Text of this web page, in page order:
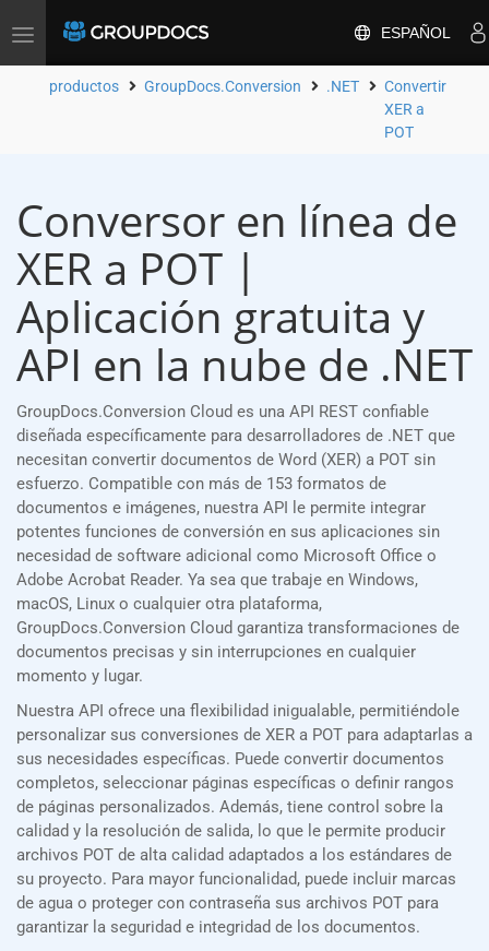
Toggle
ESPAÑOL
productos GroupDocs.Conversion .NET
Convertir
XER a
POT
Conversor en línea de
XER a POT |
Aplicación gratuita y
API en la nube de .NET
GroupDocs.Conversion Cloud es una API REST confiable
diseñada específicamente para desarrolladores de .NET que
necesitan convertir documentos de Word (XER) a POT sin
esfuerzo. Compatible con más de 153 formatos de
documentos e imágenes, nuestra API le permite integrar
potentes funciones de conversión en sus aplicaciones sin
necesidad de software adicional como Microsoft Office o
Adobe Acrobat Reader. Ya sea que trabaje en Windows,
macOS, Linux o cualquier otra plataforma,
GroupDocs.Conversion Cloud garantiza transformaciones de
documentos precisas y sin interrupciones en cualquier
momento y lugar.
Nuestra API ofrece una flexibilidad inigualable, permitiéndole
personalizar sus conversiones de XER a POT para adaptarlas a
sus necesidades específicas. Puede convertir documentos
completos, seleccionar páginas específicas o definir rangos
de páginas personalizados. Además, tiene control sobre la
calidad y la resolución de salida, lo que le permite producir
archivos POT de alta calidad adaptados a los estándares de
su proyecto. Para mayor funcionalidad, puede incluir marcas
de agua o proteger con contraseña sus archivos POT para
garantizar la seguridad e integridad de los documentos.